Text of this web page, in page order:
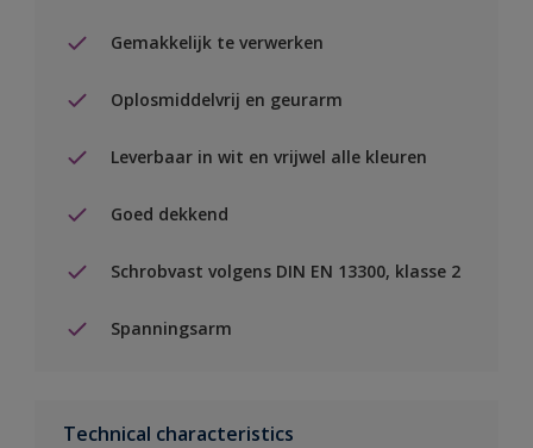
Gemakkelijk te verwerken
Oplosmiddelvrij en geurarm
Leverbaar in wit en vrijwel alle kleuren
Goed dekkend
Schrobvast volgens DIN EN 13300, klasse 2
Spanningsarm
Technical characteristics